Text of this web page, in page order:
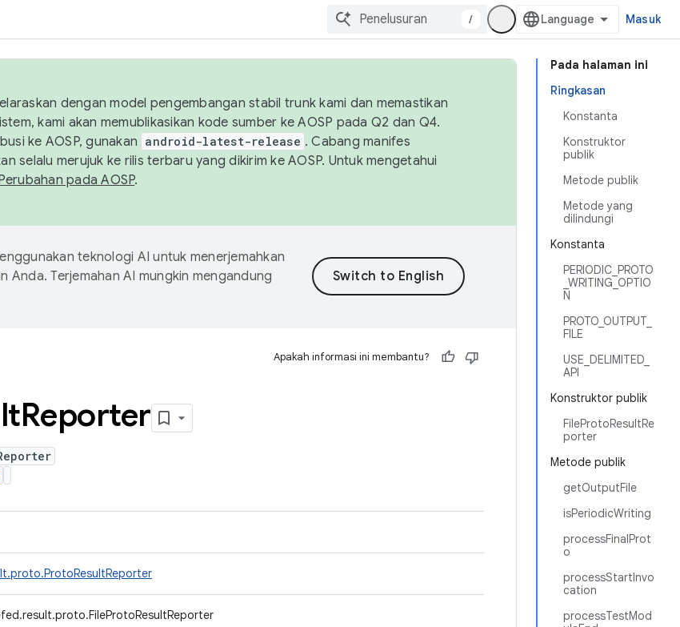
/ Masuk
Pada halaman ini
Ringkasan
Konstanta
Konstruktor
publik
Metode publik
Metode yang
dilindungi
Konstanta
PERIODIC_PROTO
_WRITING_OPTIO
N
PROTO_OUTPUT_
FILE
USE_DELIMITED_
API
Konstruktor publik
FileProtoResultRe
porter
Metode publik
getOutputFile
isPeriodicWriting
processFinalProt
o
processStartInvo
cation
processTestMod
dengan model pengembangan stabil trunk kami dan memastikan
kami akan memublikasikan kode sumber ke AOSP pada Q2 dan Q4.
ke AOSP, gunakan android-latest-release . Cabang manifes
selalu merujuk ke rilis terbaru yang dikirim ke AOSP. Untuk mengetahui
pada AOSP.
teknologi AI untuk menerjemahkan
Anda. Terjemahan AI mungkin mengandung
Apakah informasi ini membantu?
Reporter